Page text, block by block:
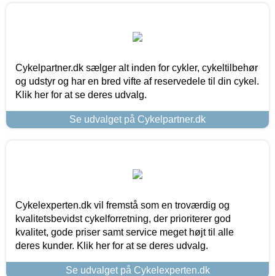
Cykelpartner.dk sælger alt inden for cykler, cykeltilbehør
og udstyr og har en bred vifte af reservedele til din cykel.
Klik her for at se deres udvalg.
Se udvalget på Cykelpartner.dk
Cykelexperten.dk vil fremstå som en troværdig og
kvalitetsbevidst cykelforretning, der prioriterer god
kvalitet, gode priser samt service meget højt til alle
deres kunder. Klik her for at se deres udvalg.
Se udvalget på Cykelexperten.dk